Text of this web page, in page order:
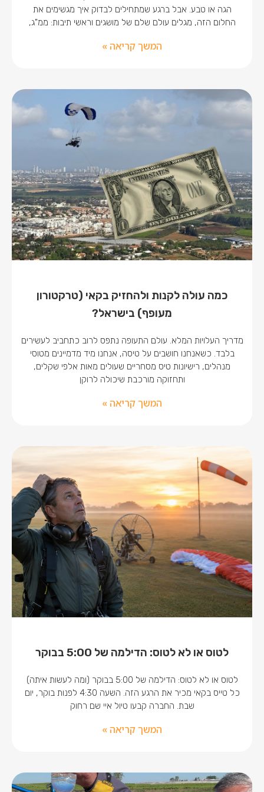
הגה או טבע. אבל ברגע שמתחילים לבדוק איך מגשימים את
החלום הזה, מגלים עולם שלם של מושגים וראשי תיבות: ממ"ג,
המשך קריאה »
כמה עולה לקנות ולהחזיק בקאי (טרקטורון
מעופף) בישראל?
מדריך העלויות המלא. עולם התעופה נתפס לרוב כתחביב לעשירים
בלבד. כשאנחנו חושבים על טיסה, אנחנו מיד מדמיינים מטוסי
מנהלים, רישיונות טיס מסחריים שעולים מאות אלפי שקלים,
ותחזוקה מורכבת שיכולה לרוקן
המשך קריאה »
לטוס או לא לטוס: הדילמה של 5:00 בבוקר
לטוס או לא לטוס: הדילמה של 5:00 בבוקר (ומה לעשות איתה)
כל טייס בקאי מכיר את הרגע הזה. השעה 4:30 לפנות בוקר, יום
שבת. החברה קבעו טיול איי שם רחוק
המשך קריאה »